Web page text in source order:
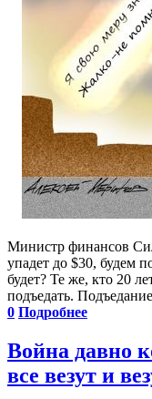
Министр финансов
упадет до $30, будем
будет? Те же, кто 20
подъедать.
0 Подробнее
Война давно
все везут и